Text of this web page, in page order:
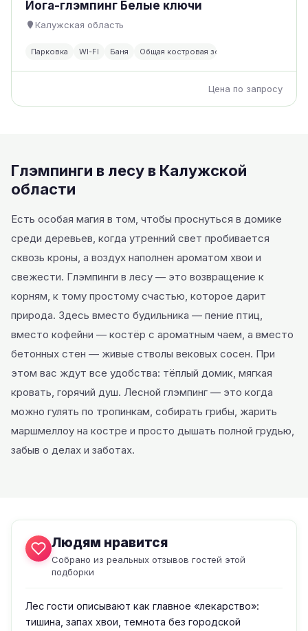
Йога-глэмпинг Белые ключи
Калужская область
Парковка WI-FI Баня Общая костровая зона
Цена по запросу
Глэмпинги в лесу в Калужской
области
Есть особая магия в том, чтобы проснуться в домике
среди деревьев, когда утренний свет пробивается
сквозь кроны, а воздух наполнен ароматом хвои и
свежести. Глэмпинги в лесу — это возвращение к
корням, к тому простому счастью, которое дарит
природа. Здесь вместо будильника — пение птиц,
вместо кофейни — костёр с ароматным чаем, а вместо
бетонных стен — живые стволы вековых сосен. При
этом вас ждут все удобства: тёплый домик, мягкая
кровать, горячий душ. Лесной глэмпинг — это когда
можно гулять по тропинкам, собирать грибы, жарить
маршмеллоу на костре и просто дышать полной грудью,
забыв о делах и заботах.
Людям нравится
Собрано из реальных отзывов гостей этой
подборки
Лес гости описывают как главное «лекарство»:
тишина, запах хвои, темнота без городской